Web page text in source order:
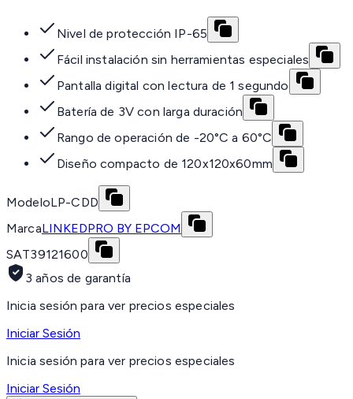
Nivel de protección IP-65
Fácil instalación sin herramientas especiales
Pantalla digital con lectura de 1 segundo
Batería de 3V con larga duración
Rango de operación de -20°C a 60°C
Diseño compacto de 120x120x60mm
ModeloLP-CDD
MarcaLINKEDPRO BY EPCOM
SAT39121600
3 años de garantía
Inicia sesión para ver precios especiales
Iniciar Sesión
Inicia sesión para ver precios especiales
Iniciar Sesión